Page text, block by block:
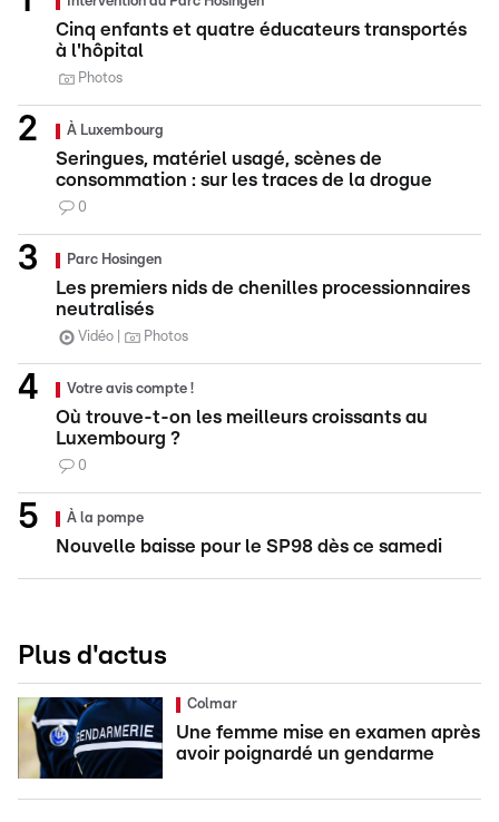
Cinq enfants et quatre éducateurs transportés
à l'hôpital
Photos
À Luxembourg
Seringues, matériel usagé, scènes de
consommation : sur les traces de la drogue
0
Parc Hosingen
Les premiers nids de chenilles processionnaires
neutralisés
Vidéo Photos
Votre avis compte !
Où trouve-t-on les meilleurs croissants au
Luxembourg ?
0
À la pompe
Nouvelle baisse pour le SP98 dès ce samedi
Plus d'actus
Colmar
Une femme mise en examen après
avoir poignardé un gendarme